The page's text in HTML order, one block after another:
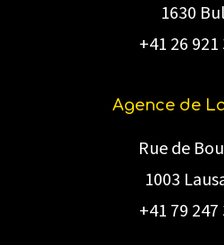
1630
+41 26 921
Agence de
Rue de
1003
+41 79 247